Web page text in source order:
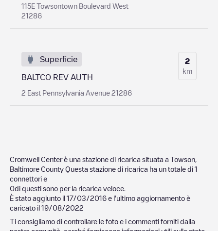
115E Towsontown Boulevard West
21286
Superficie
BALTCO REV AUTH
2 East Pennsylvania Avenue 21286
2
km
Cromwell Centerè una stazione di ricarica situata a Towson
Baltimore County Questa stazione di ricarica ha un totale di 1
connettori e
0di questi sono per la ricarica veloce.
È stato aggiunto il 17/03/2016 e l'ultimo aggiornamento è
caricato il 19/08/2022
Ti consigliamo di controllare le foto e i commenti forniti dalla